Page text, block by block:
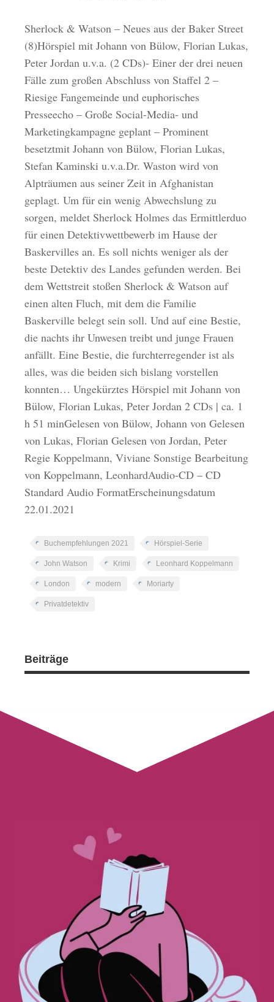
Sherlock & Watson – Neues aus der Baker Street
(8)Hörspiel mit Johann von Bülow, Florian Lukas,
Peter Jordan u.v.a. (2 CDs)- Einer der drei neuen
Fälle zum großen Abschluss von Staffel 2 –
Riesige Fangemeinde und euphorisches
Presseecho – Große Social-Media- und
Marketingkampagne geplant – Prominent
besetztmit Johann von Bülow, Florian Lukas,
Stefan Kaminski u.v.a.Dr. Waston wird von
Alpträumen aus seiner Zeit in Afghanistan
geplagt. Um für ein wenig Abwechslung zu
sorgen, meldet Sherlock Holmes das Ermittlerduo
für einen Detektivwettbewerb im Hause der
Baskervilles an. Es soll nichts weniger als der
beste Detektiv des Landes gefunden werden. Bei
dem Wettstreit stoßen Sherlock & Watson auf
einen alten Fluch, mit dem die Familie
Baskerville belegt sein soll. Und auf eine Bestie,
die nachts ihr Unwesen treibt und junge Frauen
anfällt. Eine Bestie, die furchterregender ist als
alles, was die beiden sich bislang vorstellen
konnten… Ungekürztes Hörspiel mit Johann von
Bülow, Florian Lukas, Peter Jordan 2 CDs | ca. 1
h 51 minGelesen von Bülow, Johann von Gelesen
von Lukas, Florian Gelesen von Jordan, Peter
Regie Koppelmann, Viviane Sonstige Bearbeitung
von Koppelmann, LeonhardAudio-CD – CD
Standard Audio FormatErscheinungsdatum
22.01.2021
Buchempfehlungen 2021 Hörspiel-Serie
John Watson Krimi Leonhard Koppelmann
London modern Moriarty
Privatdetektiv
Beiträge